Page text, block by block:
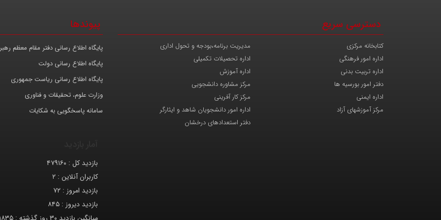
دسترسی سریع
مدیریت برنامه،بودجه و تحول اداری
کتابخانه مرکزی
اداره تحصیلات تکمیلی
اداره امور فرهنگی
اداره آموزش
اداره تربیت بدنی
مرکز مشاوره دانشجویی
دفتر امور بورسیه ها
مرکز کار آفرینی
اداره ایمنی
اداره امور دانشجویان شاهد و ایثارگر
مرکز آموزشهای آزاد
دفتر استعدادهای درخشان
پیوندها
پایگاه اطلاع رسانی دفتر مقام معظم
پایگاه اطلاع رسانی دولت
پایگاه اطلاع رسانی ریاست جمهوری
وزارت علوم، تحقیقات و فناوری
سامانه پاسخگویی به شکایات
بازدید کل : ۴۷۹۱۶۰
کاربران آنلاین : ۲
بازدید امروز : ۷۲
بازدید دیروز : ۸۴۵